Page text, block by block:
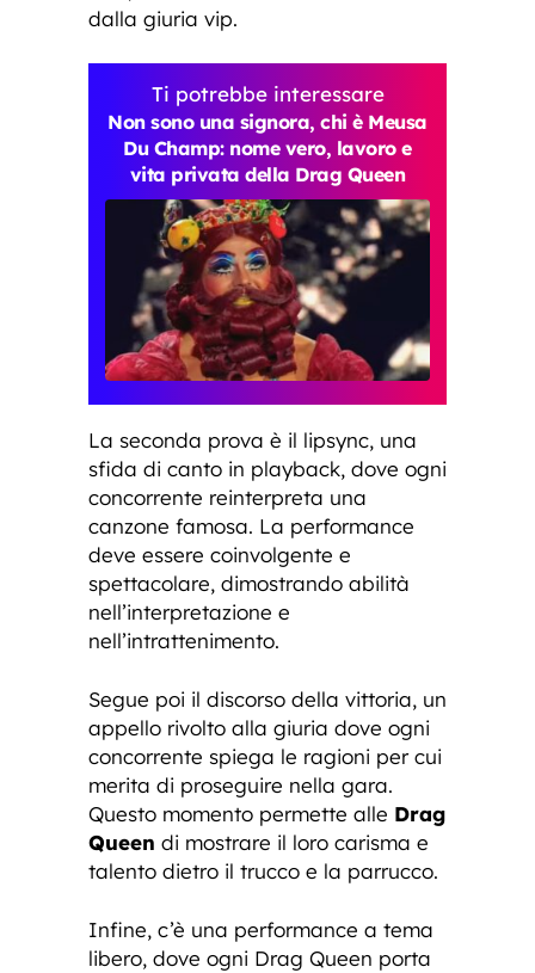
dalla giuria vip.
Ti potrebbe interessare
Non sono una signora, chi è Meusa
Du Champ: nome vero, lavoro e
vita privata della Drag Queen
La seconda prova è il lipsync, una
sfida di canto in playback, dove ogni
concorrente reinterpreta una
canzone famosa. La performance
deve essere coinvolgente e
spettacolare, dimostrando abilità
nell’interpretazione e
nell’intrattenimento.
Segue poi il discorso della vittoria, un
appello rivolto alla giuria dove ogni
concorrente spiega le ragioni per cui
merita di proseguire nella gara.
Questo momento permette alle Drag
Queen di mostrare il loro carisma e
talento dietro il trucco e la parrucco.
Infine, c’è una performance a tema
libero, dove ogni Drag Queen porta